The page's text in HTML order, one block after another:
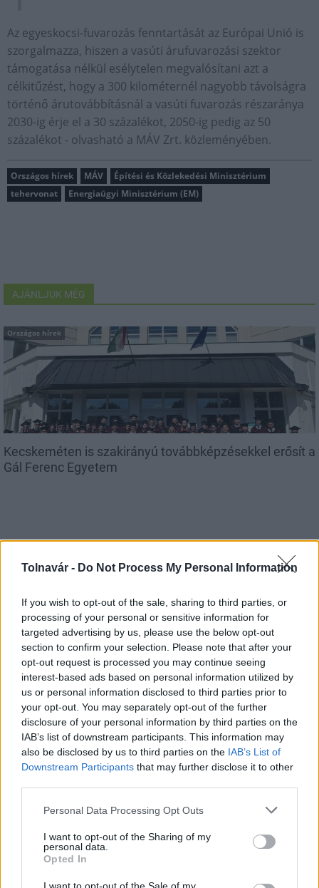
Tolnavár - Do Not Process My Personal Information
If you wish to opt-out of the sale, sharing to third parties, or
processing of your personal or sensitive information for
targeted advertising by us, please use the below opt-out
section to confirm your selection. Please note that after your
opt-out request is processed you may continue seeing
interest-based ads based on personal information utilized by
us or personal information disclosed to third parties prior to
your opt-out. You may separately opt-out of the further
disclosure of your personal information by third parties on the
IAB’s list of downstream participants. This information may
also be disclosed by us to third parties on the IAB’s List of
Downstream Participants that may further disclose it to other
Please note that this website/app uses one or more Google
not limited to your visit or usage behaviour. You may click to
grant or deny consent to Google and its third-party tags to
use your data for below specified purposes in below Google
consent section.
Personal Data Processing Opt Outs
I want to opt-out of the Sharing of my
personal data.
Opted In
Az egyeskocsi-fuvarozás fenntartását az Európai Unió is
szorgalmazza, hiszen a vasúti árufuvarozási szektor
támogatása nélkül esélytelen megvalósítani azt a
célkitűzést, hogy a 300 kilométernél nagyobb távolságra
történő árutovábbításnál a vasúti fuvarozás részaránya
2030-ig érje el a 30 százalékot, 2050-ig pedig az 50
százalékot - olvasható a MÁV Zrt. közleményében.
Országos hírek MÁV
Építési és Közlekedési Minisztérium
tehervonat
Energiaügyi Minisztérium (EM)
AJÁNLJUK MÉG
Országos hírek
Kecskeméten is szakirányú továbbképzésekkel erősít a
Gál Ferenc Egyetem
A lakosságra is fontos szerep hárul a szúnyoginvázió
elkerülésében
Országos hírek